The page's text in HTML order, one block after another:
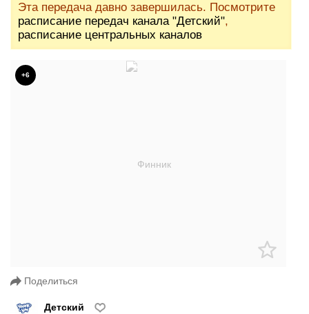
Эта передача давно завершилась. Посмотрите
расписание передач канала "Детский",
расписание центральных каналов
+6
Поделиться
Детский